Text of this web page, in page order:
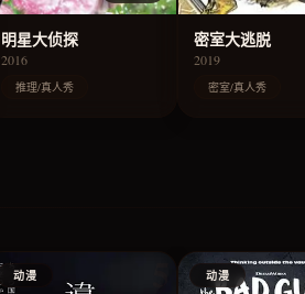
明星大侦探
2016
推理/真人秀
密室大逃脱
2019
密室/真人秀
动漫 动漫